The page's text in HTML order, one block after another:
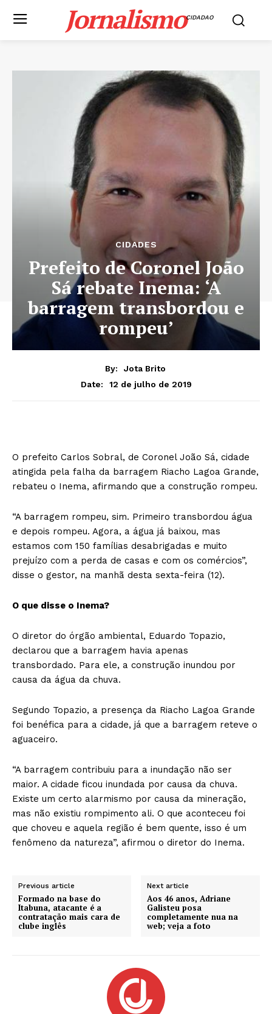
JornalismoCIDADAO
CIDADES
Prefeito de Coronel João
Sá rebate Inema: ‘A
barragem transbordou e
rompeu’
By:
Jota Brito
Date:
12 de julho de 2019
O prefeito Carlos Sobral, de Coronel João Sá, cidade
atingida pela falha da barragem Riacho Lagoa Grande,
rebateu o Inema, afirmando que a construção rompeu.
“A barragem rompeu, sim. Primeiro transbordou água
e depois rompeu. Agora, a água já baixou, mas
estamos com 150 famílias desabrigadas e muito
prejuízo com a perda de casas e com os comércios”,
disse o gestor, na manhã desta sexta-feira (12).
O que disse o Inema?
O diretor do órgão ambiental, Eduardo Topazio,
declarou que a barragem havia apenas
transbordado. Para ele, a construção inundou por
causa da água da chuva.
Segundo Topazio, a presença da Riacho Lagoa Grande
foi benéfica para a cidade, já que a barragem reteve o
aguaceiro.
“A barragem contribuiu para a inundação não ser
maior. A cidade ficou inundada por causa da chuva.
Existe um certo alarmismo por causa da mineração,
mas não existiu rompimento ali. O que aconteceu foi
que choveu e aquela região é bem quente, isso é um
fenômeno da natureza”, afirmou o diretor do Inema.
Previous article
Formado na base do
Itabuna, atacante é a
contratação mais cara de
clube inglês
Next article
Aos 46 anos, Adriane
Galisteu posa
completamente nua na
web; veja a foto